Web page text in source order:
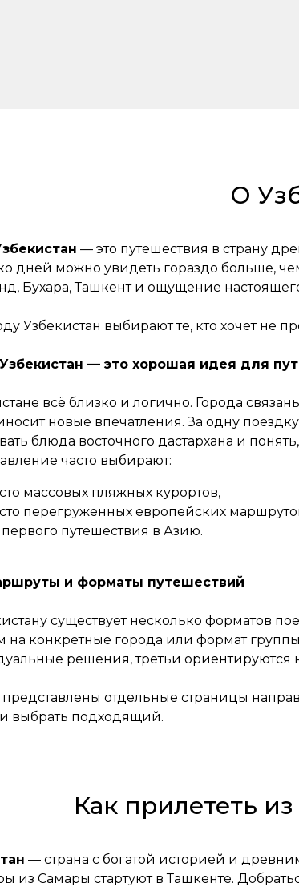
О
— это путешествия в страну
дней можно увидеть гораздо больше,
Бухара, Ташкент и ощущение
Узбекистан выбирают те, кто хочет не
— это хорошая идея для
всё близко и логично. Города
новые впечатления. За одну
блюда восточного дастархана и
часто выбирают:
массовых пляжных курортов,
перегруженных европейских
путешествия в Азию.
и форматы путешествий
существует несколько форматов
на конкретные города или формат
решения, третьи ориентируются
представлены отдельные страницы
выбрать подходящий.
Как прилететь
— страна с богатой историей и
из Самары стартуют в Ташкенте.